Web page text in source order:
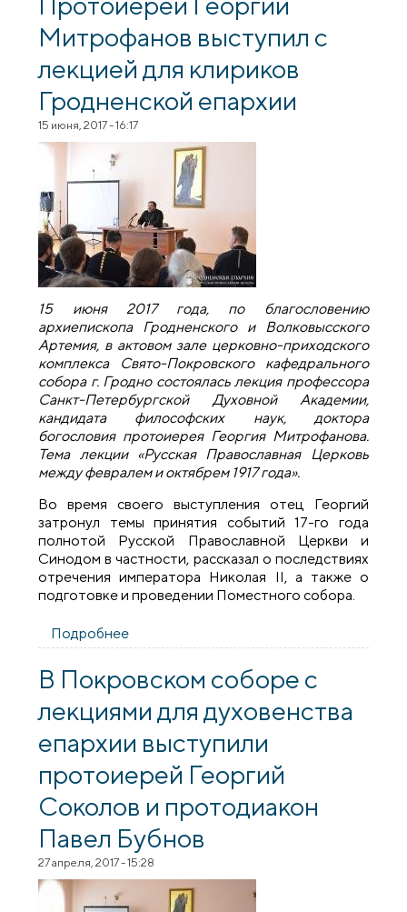
Митрофанов выступил с
лекцией для клириков
Гродненской епархии
15 июня, 2017 - 16:17
15 июня 2017 года, по благословению
архиепископа Гродненского и Волковысского
Артемия, в актовом зале церковно-приходского
комплекса Свято-Покровского кафедрального
собора г. Гродно состоялась лекция профессора
Санкт-Петербургской Духовной Академии,
кандидата философских наук, доктора
богословия протоиерея Георгия Митрофанова.
Тема лекции «Русская Православная Церковь
между февралем и октябрем 1917 года».
Во время своего выступления отец Георгий
затронул темы принятия событий 17-го года
полнотой Русской Православной Церкви и
Синодом в частности, рассказал о последствиях
отречения императора Николая II, а также о
подготовке и проведении Поместного собора.
Подробнее
выступил с лекцией для клириков
Гродненской епархии
В Покровском соборе с
лекциями для духовенства
епархии выступили
протоиерей Георгий
Соколов и протодиакон
Павел Бубнов
27 апреля, 2017 - 15:28